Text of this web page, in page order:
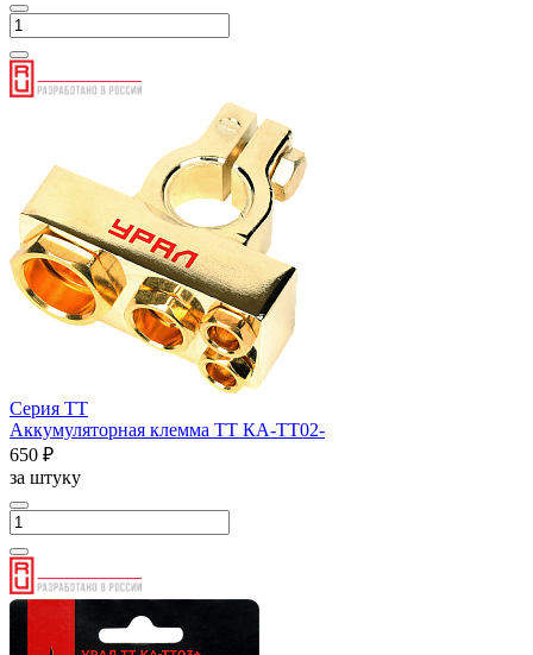
Серия ТТ
Аккумуляторная клемма ТТ КА-ТТ02-
650 ₽
за штуку